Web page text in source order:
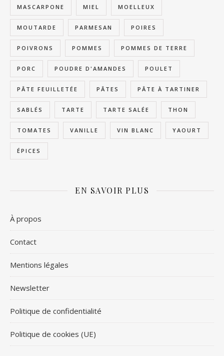
MASCARPONE MIEL MOELLEUX
MOUTARDE PARMESAN POIRES
POIVRONS POMMES POMMES DE TERRE
PORC POUDRE D'AMANDES POULET
PÂTE FEUILLETÉE PÂTES PÂTE À TARTINER
SABLÉS TARTE TARTE SALÉE THON
TOMATES VANILLE VIN BLANC YAOURT
ÉPICES
EN SAVOIR PLUS
À propos
Contact
Mentions légales
Newsletter
Politique de confidentialité
Politique de cookies (UE)